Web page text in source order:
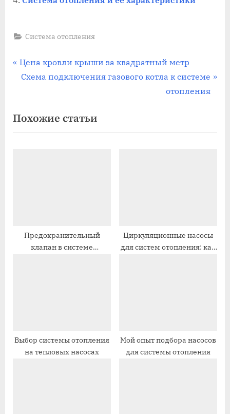
Система отопления
Навигация
П
р
ы
д
п
Цена кровли крыши за квадратный метр
С
д
у
п
Схема подключения газового котла к системе
отопления
Похожие статьи
Предохранительный
клапан в системе
Циркуляционные насосы
для систем отопления: как
Выбор системы отопления
на тепловых насосах
Мой опыт подбора насосов
для системы отопления